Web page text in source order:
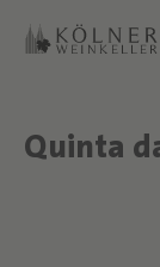
Zum Hauptinhalt
Zum Hauptinhalt
Text überspringen
Quinta